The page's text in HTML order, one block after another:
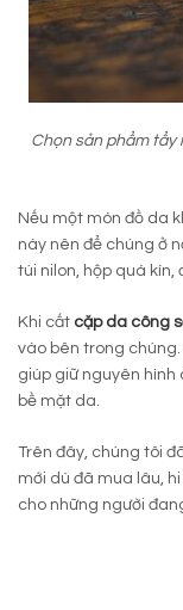
Chọn sản phẩm tẩy
Nếu một món đồ da
này nên để chúng ở
túi nilon, hộp quá
Khi cất cặp da công
vào bên trong
giúp giữ nguyên
bề mặt da.
Trên đây, chúng tôi
mới dù đã mua lâu,
cho những người